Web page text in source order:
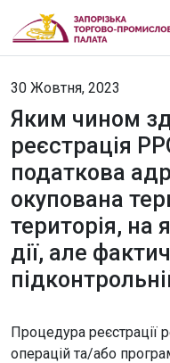
30 Жовтня, 2023
Яким чином
реєстрація
податкова
окупована
територія, на
дії, але
Процедура реєстрації
операцій та/або